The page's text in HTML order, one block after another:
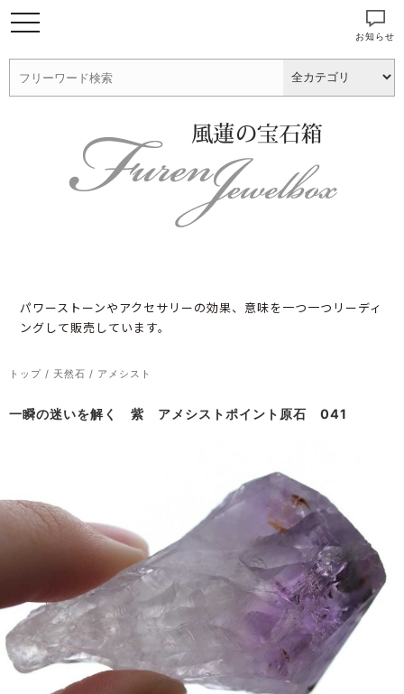
パワーストーンやアクセサリーの効果、意味を一つ一つリーディ
ングして販売しています。
お知らせ
トップ / 天然石 / アメシスト
一瞬の迷いを解く 紫 アメシストポイント原石 041